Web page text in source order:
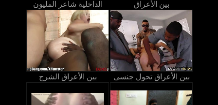
الداخلية شاعر المليون بين الأعراق
بين الأعراق الشرج بين الأعراق تحول جنسى